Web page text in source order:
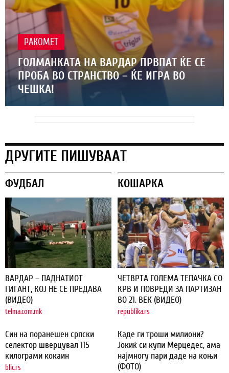
РАКОМЕТ
ГОЛМАНКАТА НА ВАРДАР ПРВПАТ ЌЕ СЕ
ПРОБА ВО СТРАНСТВО – ЌЕ ИГРА ВО
ЧЕШКА!
ДРУГИТЕ ПИШУВААТ
ФУДБАЛ
ВАРДАР – ПАДНАТИОТ
ГИГАНТ, КОЈ НЕ СЕ ПРЕДАВА
(ВИДЕО)
telma.com.mk
Син на поранешен српски
селектор шверцувал 115
килограми кокаин
blic.rs
КОШАРКА
ЧЕТВРТА ГОЛЕМА ТЕПАЧКА СО
КРВ И ПОВРЕДИ ЗА ПАРТИЗАН
ВО 21. ВЕК (ВИДЕО)
republika.rs
Каде ги троши милиони?
Јокиќ си купи Мерцедес, ама
најмногу пари даде на коњи
(ФОТО)